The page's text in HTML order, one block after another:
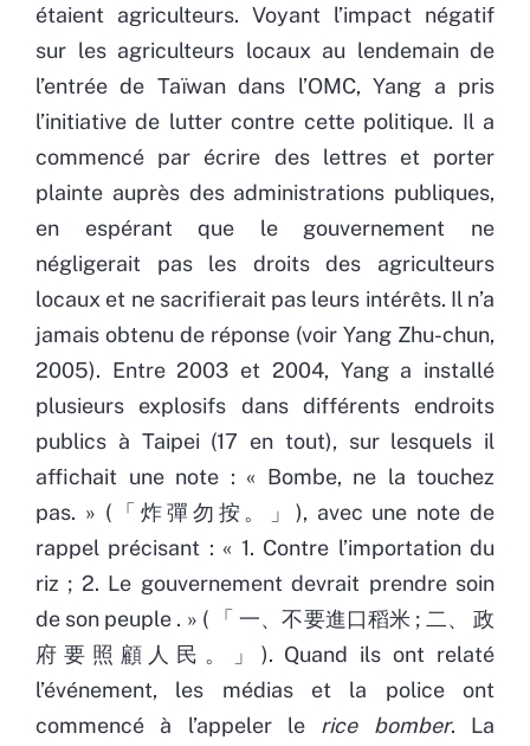
étaient agriculteurs. Voyant l’impact négatif
sur les agriculteurs locaux au lendemain de
l’entrée de Taïwan dans l’OMC, Yang a pris
l’initiative de lutter contre cette politique. Il a
commencé par écrire des lettres et porter
plainte auprès des administrations publiques,
en espérant que le gouvernement ne
négligerait pas les droits des agriculteurs
locaux et ne sacrifierait pas leurs intérêts. Il n’a
jamais obtenu de réponse (voir Yang Zhu-chun,
2005). Entre 2003 et 2004, Yang a installé
plusieurs explosifs dans différents endroits
publics à Taipei (17 en tout), sur lesquels il
affichait une note : « Bombe, ne la touchez
pas. » (「炸彈勿按。」), avec une note de
rappel précisant : « 1. Contre l’importation du
riz ; 2. Le gouvernement devrait prendre soin
de son peuple . » ( 「 一、不要進口稻米 ; 二、 政
府要照顧人民。」). Quand ils ont relaté
l’événement, les médias et la police ont
commencé à l’appeler le rice bomber. La